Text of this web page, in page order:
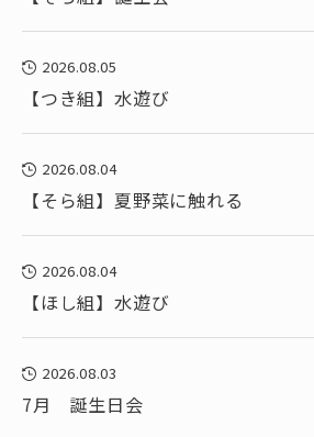
2026.08.05
【つき組】水遊び
2026.08.04
【そら組】夏野菜に触れる
2026.08.04
【ほし組】水遊び
2026.08.03
7月 誕生日会